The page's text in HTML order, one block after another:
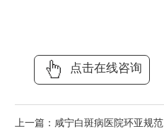
点击在线咨询
上一篇： 咸宁白斑病医院环亚规范